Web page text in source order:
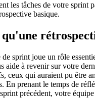
les tâches de votre sprint
basique.
qu'une
sprint joue un rôle
aide à revenir sur votre
ceux qui auraient pu être
En prenant le temps de
précédent, votre